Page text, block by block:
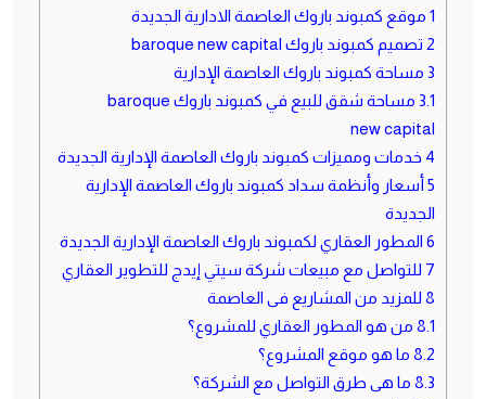
1 موقع كمبوند باروك العاصمة الادارية الجديدة
2 تصميم كمبوند باروك baroque new capital
3 مساحة كمبوند باروك العاصمة الإدارية
3.1
مساحة شقق للبيع في كمبوند باروك baroque
new capital
4 خدمات ومميزات كمبوند باروك العاصمة الإدارية الجديدة
5 أسعار وأنظمة سداد كمبوند باروك العاصمة الإدارية
الجديدة
6 المطور العقاري لكمبوند باروك العاصمة الإدارية الجديدة
7 للتواصل مع مبيعات شركة سيتي إيدج للتطوير العقاري
8 للمزيد من المشاريع فى العاصمة
8.1 من هو المطور العقاري للمشروع؟
8.2 ما هو موقع المشروع؟
8.3 ما هى طرق التواصل مع الشركة؟